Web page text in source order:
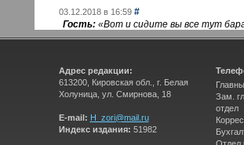
03.12.2018 в 16:59 #
Гость: «Вот и сидите вы все тут
Адрес редакции:
613200, Кировская обл., г. Белая
Холуница, ул. Смирнова, 18
E-mail: H_zori@mail.ru
Индекс издания: 51982
Зам.
отдел